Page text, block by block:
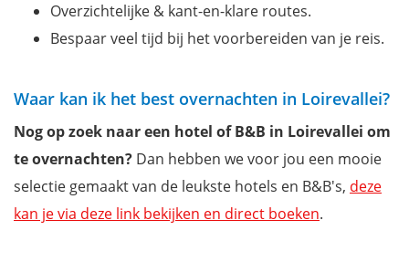
Overzichtelijke & kant-en-klare routes.
Bespaar veel tijd bij het voorbereiden van je reis.
Waar kan ik het best overnachten in Loirevallei?
Nog op zoek naar een hotel of B&B in Loirevallei om
te overnachten? Dan hebben we voor jou een mooie
selectie gemaakt van de leukste hotels en B&B's, deze
kan je via deze link bekijken en direct boeken.